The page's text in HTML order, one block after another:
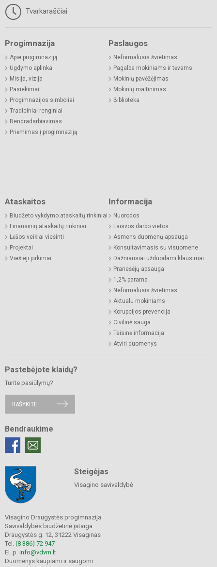
Tvarkaraščiai
Progimnazija
Apie progimnaziją
Ugdymo aplinka
Misija, vizija
Pasiekimai
Progimnazijos simboliai
Tradiciniai renginiai
Bendradarbiavimas
Priėmimas į progimnaziją
Paslaugos
Neformalusis švietimas
Pagalba mokiniams ir tėvams
Mokinių pavėžėjimas
Mokinių maitinimas
Biblioteka
Ataskaitos
Biudžeto vykdymo ataskaitų rinkiniai
Finansinių ataskaitų rinkiniai
Lėšos veiklai viešinti
Projektai
Viešieji pirkimai
Informacija
Nuorodos
Laisvos darbo vietos
Asmens duomenų apsauga
Konsultavimasis su visuomene
Dažniausiai užduodami klausimai
Pranešėjų apsauga
1,2% parama
Neformalusis švietimas
Aktualu mokiniams
Korupcijos prevencija
Civilinė sauga
Teisinė informacija
Atviri duomenys
Pastebėjote klaidų?
Turite pasiūlymų?
RAŠYKITE
Bendraukime
Steigėjas
Visagino savivaldybė
Visagino Draugystės progimnazija
Savivaldybės biudžetinė įstaiga
Draugystės g. 12, 31222 Visaginas
Tel. (8 386) 72 947
El. p. info@vdvm.lt
Duomenys kaupiami ir saugomi